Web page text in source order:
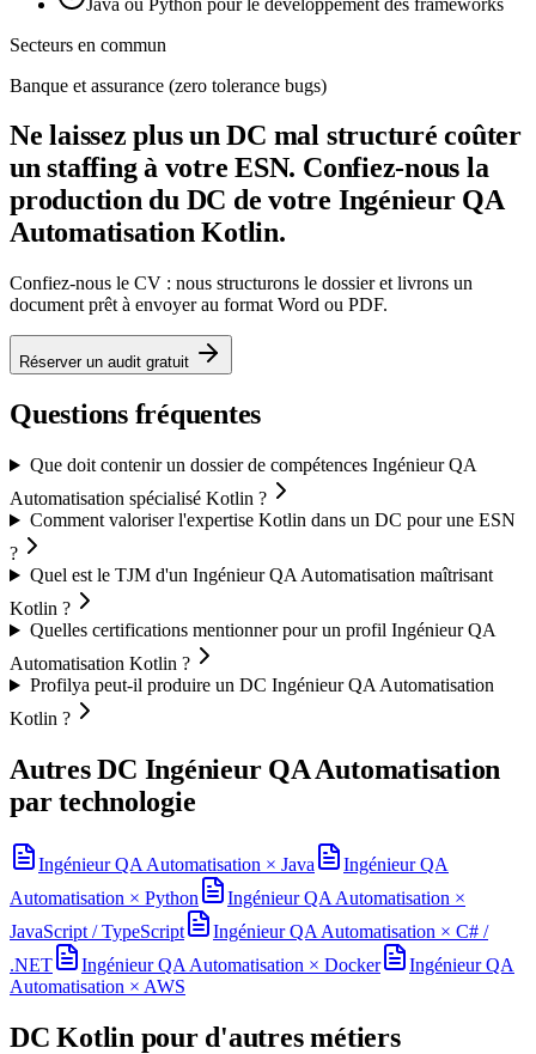
Secteurs en commun
Banque et assurance (zero tolerance bugs)
Ne laissez plus un DC mal structuré coûter
un staffing à votre ESN. Confiez-nous la
production du DC de votre Ingénieur QA
Automatisation Kotlin.
Confiez-nous le CV : nous structurons le dossier et livrons un
document prêt à envoyer au format Word ou PDF.
Réserver un audit gratuit
Questions fréquentes
Que doit contenir un dossier de compétences Ingénieur QA
Automatisation spécialisé Kotlin ?
Comment valoriser l'expertise Kotlin dans un DC pour une ESN
?
Quel est le TJM d'un Ingénieur QA Automatisation maîtrisant
Kotlin ?
Quelles certifications mentionner pour un profil Ingénieur QA
Automatisation Kotlin ?
Profilya peut-il produire un DC Ingénieur QA Automatisation
Kotlin ?
Autres DC Ingénieur QA Automatisation
par technologie
Ingénieur QA Automatisation × Java
Ingénieur QA
Automatisation × Python Ingénieur QA Automatisation ×
JavaScript / TypeScript
Ingénieur QA Automatisation × C# /
.NET
Ingénieur QA Automatisation × Docker
Ingénieur QA
Automatisation × AWS
DCKotlin pour d'autres métiers